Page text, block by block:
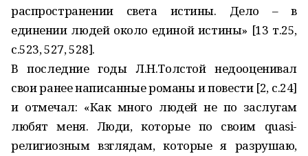
распространении света истины. Дело – в
единении людей около единой истины» [13 т.25,
с.523, 527, 528].
В последние годы Л.Н.Толстой недооценивал
свои ранее написанные романы и повести [2, с.24]
и отмечал: «Как много людей не по заслугам
любят меня. Люди, которые по своим quasi-
религиозным взглядам, которые я разрушаю,